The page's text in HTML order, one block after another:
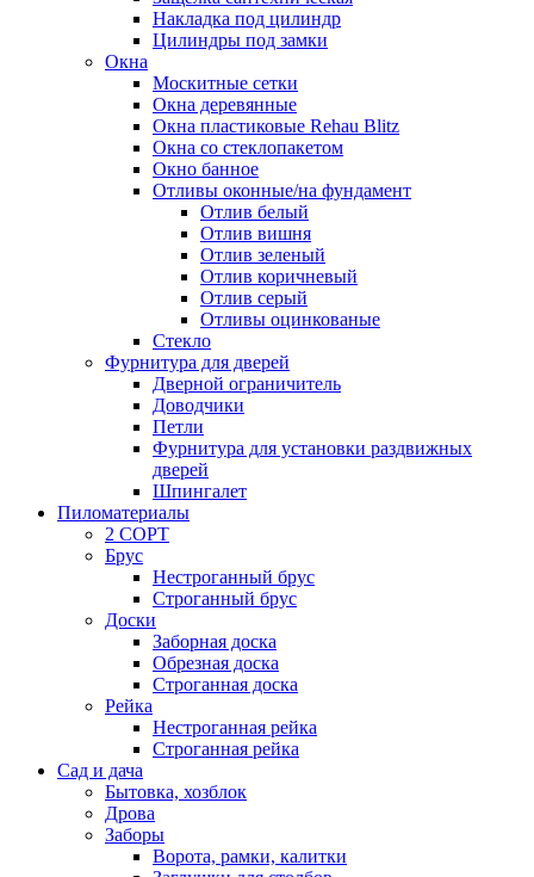
Накладка под цилиндр
Цилиндры под замки
Окна
Москитные сетки
Окна деревянные
Окна пластиковые Rehau Blitz
Окна со стеклопакетом
Окно банное
Отливы оконные/на фундамент
Отлив белый
Отлив вишня
Отлив зеленый
Отлив коричневый
Отлив серый
Отливы оцинкованые
Стекло
Фурнитура для дверей
Дверной ограничитель
Доводчики
Петли
Фурнитура для установки раздвижных
дверей
Шпингалет
Пиломатериалы
2 СОРТ
Брус
Нестроганный брус
Строганный брус
Доски
Заборная доска
Обрезная доска
Строганная доска
Рейка
Нестроганная рейка
Строганная рейка
Сад и дача
Бытовка, хозблок
Дрова
Заборы
Ворота, рамки, калитки